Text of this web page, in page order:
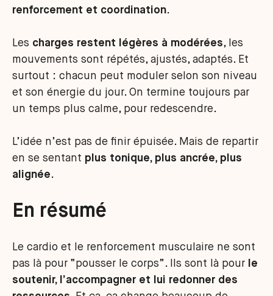
renforcement et coordination.
Les charges restent légères à modérées, les
mouvements sont répétés, ajustés, adaptés. Et
surtout : chacun peut moduler selon son niveau
et son énergie du jour. On termine toujours par
un temps plus calme, pour redescendre.
L’idée n’est pas de finir épuisée. Mais de repartir
en se sentant plus tonique, plus ancrée, plus
alignée.
En résumé
Le cardio et le renforcement musculaire ne sont
pas là pour “pousser le corps”. Ils sont là pour
le
soutenir, l’accompagner et lui redonner des